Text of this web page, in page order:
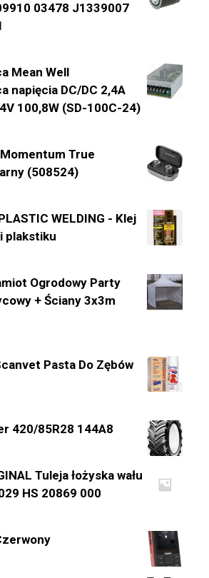
03478 J1339007
Mean Well
napięcia DC/DC 2,4A
100,8W (SD-100C-24)
True
(508524)
WELDING - Klej
plakstiku
Ogrodowy Party
+ Ściany 3x3m
Pasta Do Zębów
420/85R28 144A8
Tuleja łożyska wału
HS 20869 000